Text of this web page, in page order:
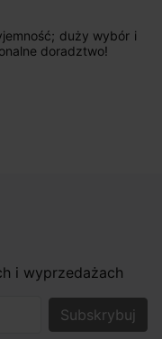
duży wybór i
doradztwo!
i wyprzedażach